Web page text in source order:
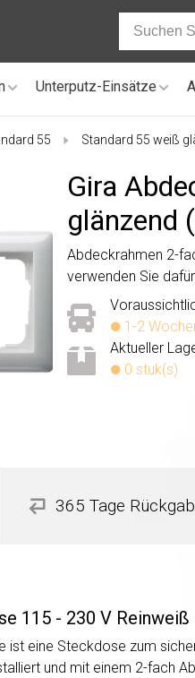
Unterputz-Einsätze
55 Standard 55 weiß
Gira
glänzend
Abdeckrahmen 2-
verwenden Sie
1-2
Aktueller
0 stuk(s)
365 Tage
115 - 230 V
ist eine Steckdose zum
und mit einem 2-fach